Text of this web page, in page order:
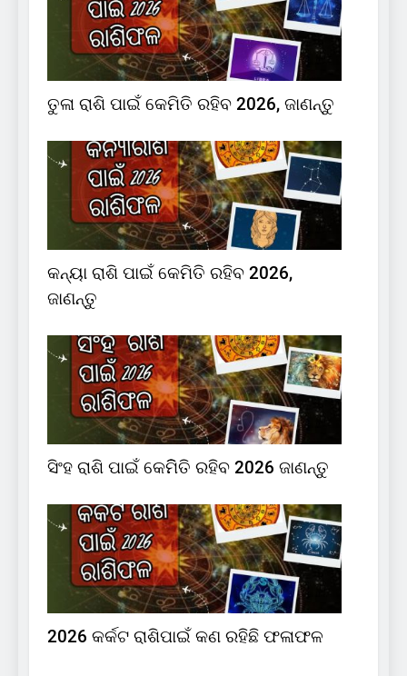
ତୁଳା ରାଶି ପାଇଁ କେମିତି ରହିବ 2026, ଜାଣନ୍ତୁ
କନ୍ୟା ରାଶି ପାଇଁ କେମିତି ରହିବ 2026,
ଜାଣନ୍ତୁ
ସିଂହ ରାଶି ପାଇଁ କେମିିତି ରହିବ 2026 ଜାଣନ୍ତୁ
2026 କର୍କଟ ରାଶିପାଇଁ କଣ ରହିଛି ଫଳାଫଳ